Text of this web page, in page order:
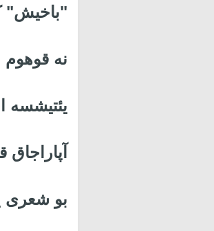
"باخیش"
نه قوهوم
یئتیشسه
آپاراجاق
بو شعری